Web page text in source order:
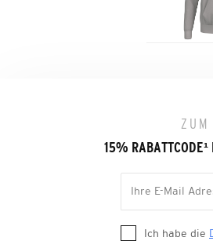
ZUM
15% RABATTCODE¹
Ich habe die